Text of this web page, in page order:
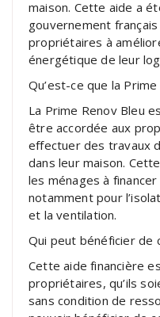
maison. Cette aide a
gouvernement
propriétaires à
énergétique de leur
Qu’est-ce que la
La Prime Renov Bleu
être accordée aux
effectuer des travaux
dans leur maison.
les ménages à
notamment pour
et la ventilation.
Qui peut bénéficier de
Cette aide financière
propriétaires, qu’ils
sans condition de